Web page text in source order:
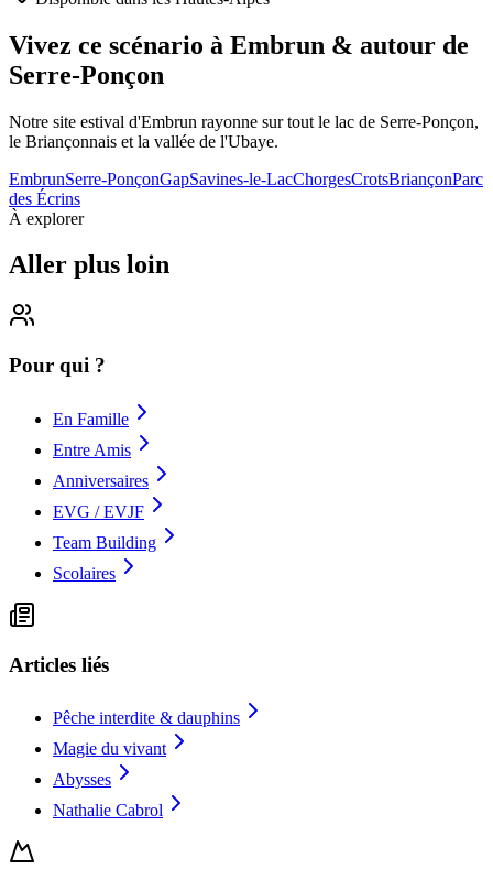
Vivez ce scénario à Embrun & autour de
Serre-Ponçon
Notre site estival d'Embrun rayonne sur tout le lac de Serre-Ponçon,
le Briançonnais et la vallée de l'Ubaye.
EmbrunSerre-PonçonGapSavines-le-LacChorgesCrotsBriançonParc
des Écrins
À explorer
Aller plus loin
Pour qui ?
En Famille
Entre Amis
Anniversaires
EVG / EVJF
Team Building
Scolaires
Articles liés
Pêche interdite & dauphins
Magie du vivant
Abysses
Nathalie Cabrol